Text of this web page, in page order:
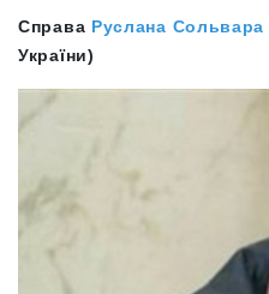
Справа Руслана Сольвара
України)